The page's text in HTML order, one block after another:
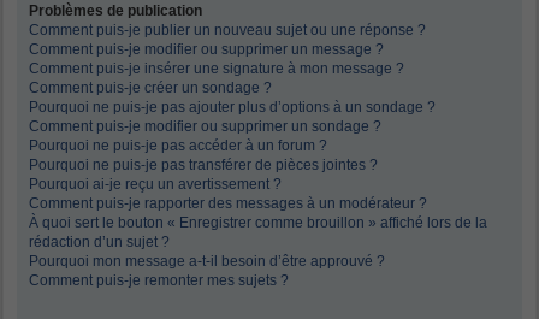
Problèmes de publication
Comment puis-je publier un nouveau sujet ou une réponse ?
Comment puis-je modifier ou supprimer un message ?
Comment puis-je insérer une signature à mon message ?
Comment puis-je créer un sondage ?
Pourquoi ne puis-je pas ajouter plus d’options à un sondage ?
Comment puis-je modifier ou supprimer un sondage ?
Pourquoi ne puis-je pas accéder à un forum ?
Pourquoi ne puis-je pas transférer de pièces jointes ?
Pourquoi ai-je reçu un avertissement ?
Comment puis-je rapporter des messages à un modérateur ?
À quoi sert le bouton « Enregistrer comme brouillon » affiché lors de la
rédaction d’un sujet ?
Pourquoi mon message a-t-il besoin d’être approuvé ?
Comment puis-je remonter mes sujets ?